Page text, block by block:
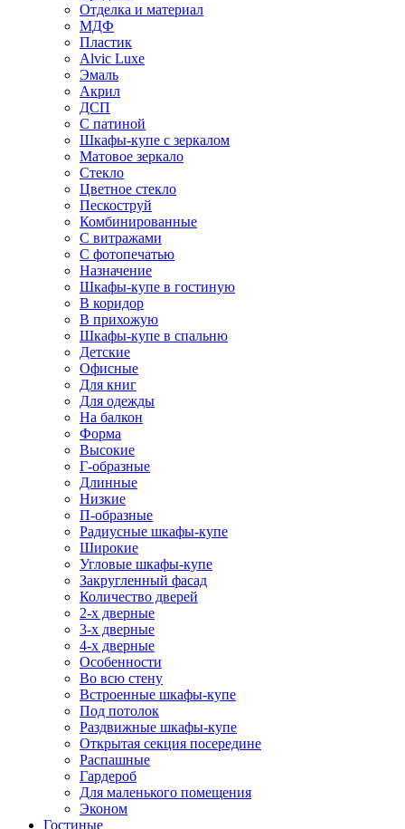
Отделка и материал
МДФ
Пластик
Alvic Luxe
Эмаль
Акрил
ДСП
С патиной
Шкафы-купе с зеркалом
Матовое зеркало
Стекло
Цветное стекло
Пескоструй
Комбинированные
С витражами
С фотопечатью
Назначение
Шкафы-купе в гостиную
В коридор
В прихожую
Шкафы-купе в спальню
Детские
Офисные
Для книг
Для одежды
На балкон
Форма
Высокие
Г-образные
Длинные
Низкие
П-образные
Радиусные шкафы-купе
Широкие
Угловые шкафы-купе
Закругленный фасад
Количество дверей
2-х дверные
3-х дверные
4-х дверные
Особенности
Во всю стену
Встроенные шкафы-купе
Под потолок
Раздвижные шкафы-купе
Открытая секция посередине
Распашные
Гардероб
Для маленького помещения
Эконом
Гостиные